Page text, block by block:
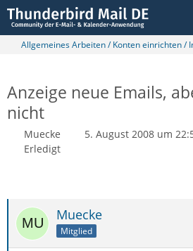
Allgemeines Arbeiten / Konten einrichten /
Anzeige neue Emails,
nicht
Muecke 5. August 2008 um
Erledigt
Muecke
Mitglied